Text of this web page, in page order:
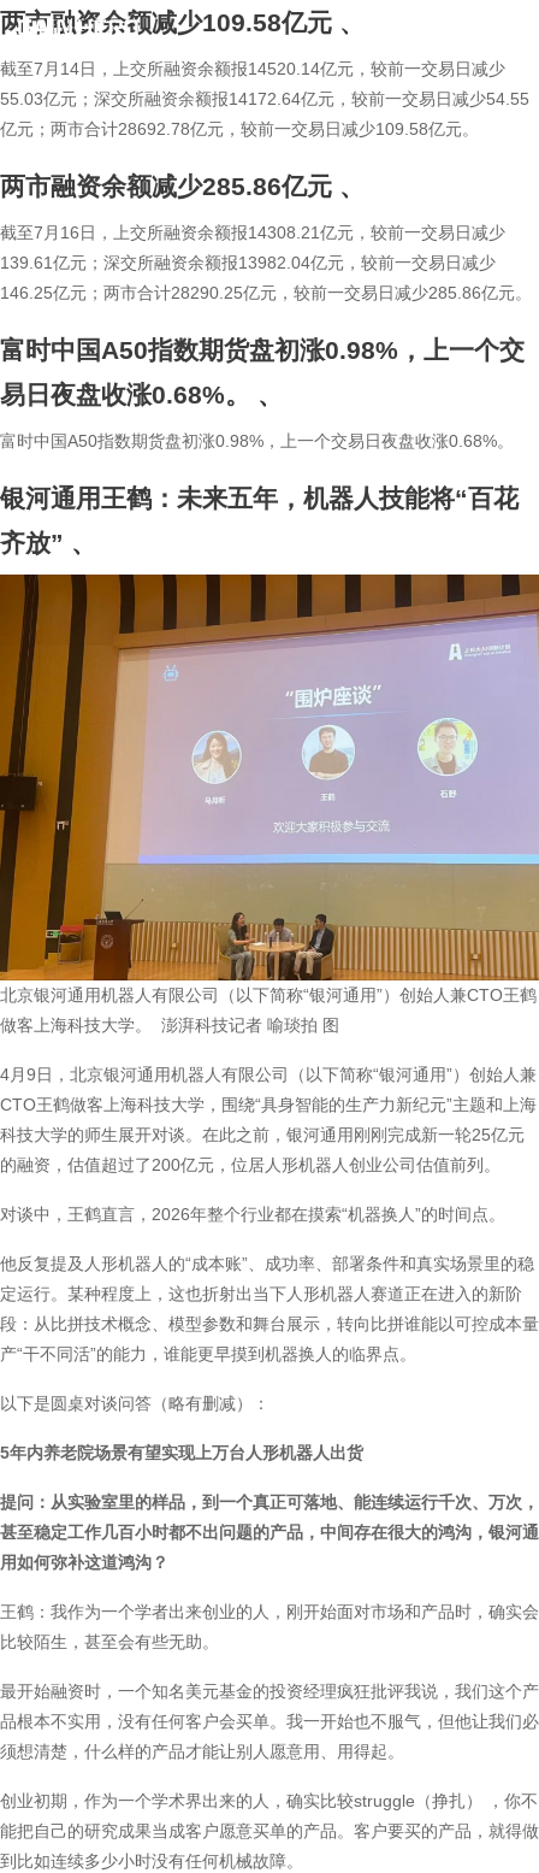
两市融资余额减少109.58亿元 、
截至7月14日，上交所融资余额报14520.14亿元，较前一交易日减少
55.03亿元；深交所融资余额报14172.64亿元，较前一交易日减少54.55
亿元；两市合计28692.78亿元，较前一交易日减少109.58亿元。
两市融资余额减少285.86亿元 、
截至7月16日，上交所融资余额报14308.21亿元，较前一交易日减少
139.61亿元；深交所融资余额报13982.04亿元，较前一交易日减少
146.25亿元；两市合计28290.25亿元，较前一交易日减少285.86亿元。
富时中国A50指数期货盘初涨0.98%，上一个交
易日夜盘收涨0.68%。
、
富时中国A50指数期货盘初涨0.98%，上一个交易日夜盘收涨0.68%。
银河通用王鹤：未来五年，机器人技能将“百花
齐放” 、
北京银河通用机器人有限公司（以下简称“银河通用”）创始人兼CTO王鹤
做客上海科技大学。 澎湃科技记者 喻琰拍 图
4月9日，北京银河通用机器人有限公司（以下简称“银河通用”）创始人兼
CTO王鹤做客上海科技大学，围绕“具身智能的生产力新纪元”主题和上海
科技大学的师生展开对谈。在此之前，银河通用刚刚完成新一轮25亿元
的融资，估值超过了200亿元，位居人形机器人创业公司估值前列。
对谈中，王鹤直言，2026年整个行业都在摸索“机器换人”的时间点。
他反复提及人形机器人的“成本账”、成功率、部署条件和真实场景里的稳
定运行。某种程度上，这也折射出当下人形机器人赛道正在进入的新阶
段：从比拼技术概念、模型参数和舞台展示，转向比拼谁能以可控成本量
产“干不同活”的能力，谁能更早摸到机器换人的临界点。
以下是圆桌对谈问答（略有删减）：
5年内养老院场景有望实现上万台人形机器人出货
提问：从实验室里的样品，到一个真正可落地、能连续运行千次、万次，
甚至稳定工作几百小时都不出问题的产品，中间存在很大的鸿沟，银河通
用如何弥补这道鸿沟？
王鹤：我作为一个学者出来创业的人，刚开始面对市场和产品时，确实会
比较陌生，甚至会有些无助。
最开始融资时，一个知名美元基金的投资经理疯狂批评我说，我们这个产
品根本不实用，没有任何客户会买单。我一开始也不服气，但他让我们必
须想清楚，什么样的产品才能让别人愿意用、用得起。
创业初期，作为一个学术界出来的人，确实比较struggle（挣扎） ，你不
能把自己的研究成果当成客户愿意买单的产品。客户要买的产品，就得做
到比如连续多少小时没有任何机械故障。